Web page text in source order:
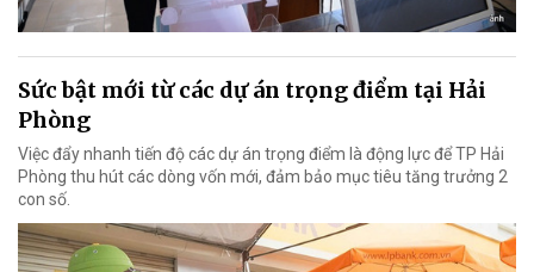
Sức bật mới từ các dự án trọng điểm tại Hải
Phòng
Việc đẩy nhanh tiến độ các dự án trọng điểm là động lực để TP Hải
Phòng thu hút các dòng vốn mới, đảm bảo mục tiêu tăng trưởng 2
con số.